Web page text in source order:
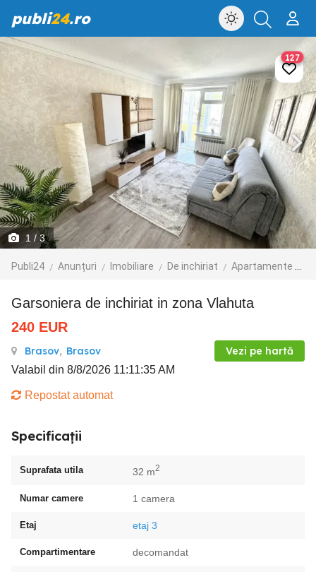
publi24.ro
1 / 3
Publi24 Anunțuri Imobiliare De inchiriat Apartamente de inchiriat
127
Garsoniera de inchiriat in zona Vlahuta
240 EUR
Brasov, Brasov Vezi pe hartă
Valabil din 8/8/2026 11:11:35 AM
Repostat automat
Specificații
Suprafata utila 32 m2
Numar camere 1 camera
Etaj etaj 3
Compartimentare decomandat